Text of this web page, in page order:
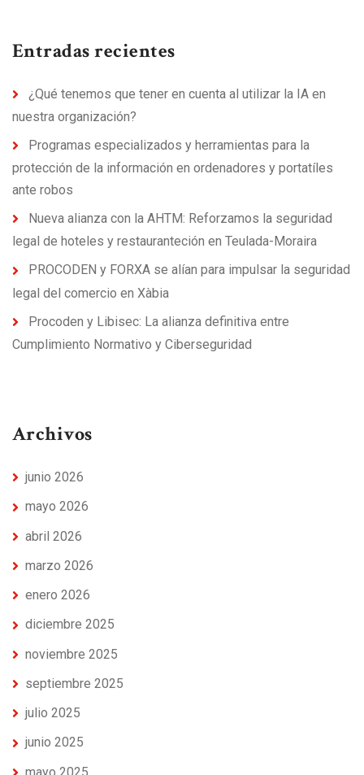
Entradas recientes
¿Qué tenemos que tener en cuenta al utilizar la IA en
nuestra organización?
Programas especializados y herramientas para la
protección de la información en ordenadores y portatíles
ante robos
Nueva alianza con la AHTM: Reforzamos la seguridad
legal de hoteles y restauranteción en Teulada-Moraira
PROCODEN y FORXA se alían para impulsar la seguridad
legal del comercio en Xàbia
Procoden y Libisec: La alianza definitiva entre
Cumplimiento Normativo y Ciberseguridad
Archivos
junio 2026
mayo 2026
abril 2026
marzo 2026
enero 2026
diciembre 2025
noviembre 2025
septiembre 2025
julio 2025
junio 2025
mayo 2025